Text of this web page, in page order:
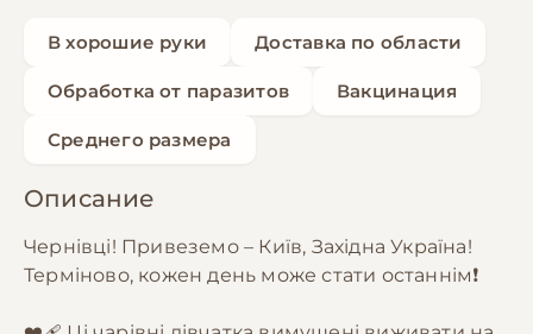
В хорошие руки Доставка по области
Обработка от паразитов Вакцинация
Среднего размера
Описание
Чернівці! Привеземо – Київ, Західна Україна!
Терміново, кожен день може стати останнім❗